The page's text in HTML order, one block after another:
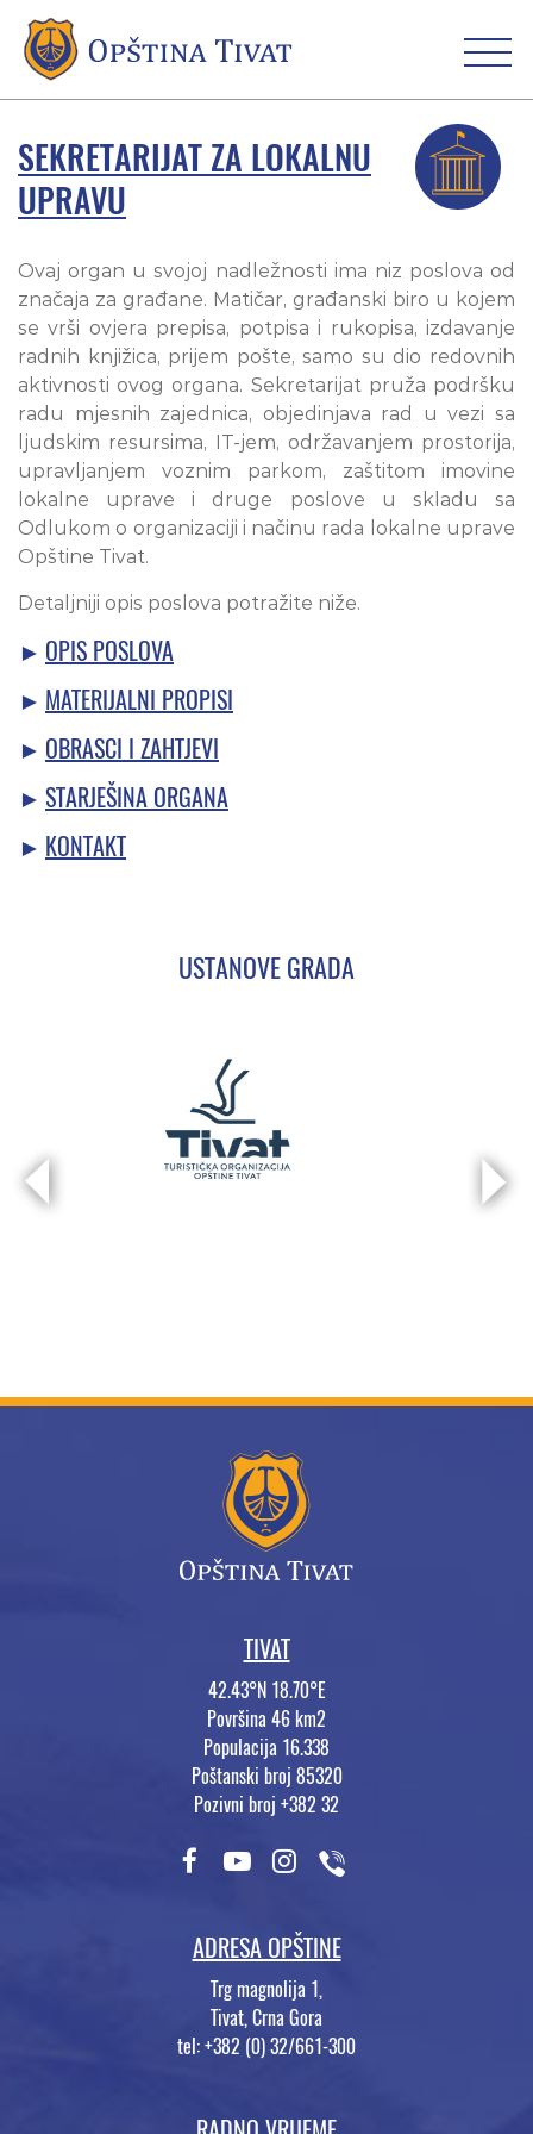
SEKRETARIJAT ZA LOKALNU
UPRAVU
Ovaj organ u svojoj nadležnosti ima niz poslova od
značaja za građane. Matičar, građanski biro u kojem
se vrši ovjera prepisa, potpisa i rukopisa, izdavanje
radnih knjižica, prijem pošte, samo su dio redovnih
aktivnosti ovog organa. Sekretarijat pruža podršku
radu mjesnih zajednica, objedinjava rad u vezi sa
ljudskim resursima, IT-jem, održavanjem prostorija,
upravljanjem voznim parkom, zaštitom imovine
lokalne uprave i druge poslove u skladu sa
Odlukom o organizaciji i načinu rada lokalne uprave
Opštine Tivat.
Detaljniji opis poslova potražite niže.
OPIS POSLOVA
MATERIJALNI PROPISI
OBRASCI I ZAHTJEVI
STARJEŠINA ORGANA
KONTAKT
USTANOVE GRADA
TIVAT
42.43°N 18.70°E
Površina 46 km2
Populacija 16.338
Poštanski broj 85320
Pozivni broj +382 32
ADRESA OPŠTINE
Trg magnolija 1,
Tivat, Crna Gora
tel: +382 (0) 32/661-300